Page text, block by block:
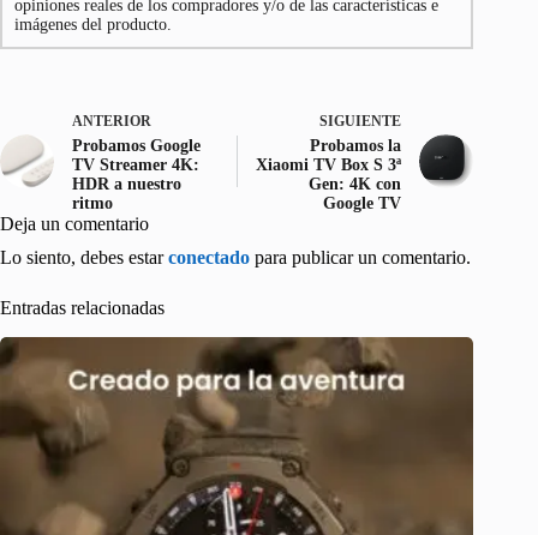
opiniones reales de los compradores y/o de las características e
imágenes del producto.
ANTERIOR
Probamos Google
TV Streamer 4K:
HDR a nuestro
ritmo
SIGUIENTE
Probamos la
Xiaomi TV Box S 3ª
Gen: 4K con
Google TV
Deja un comentario
Lo siento, debes estarconectado para publicar un comentario.
Entradas relacionadas